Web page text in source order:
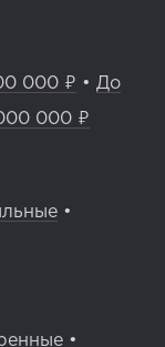
000 ₽ • До
000 ₽
•
•